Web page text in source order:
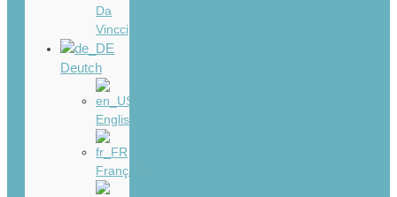
Da
Vincci
Deutch
English
Français